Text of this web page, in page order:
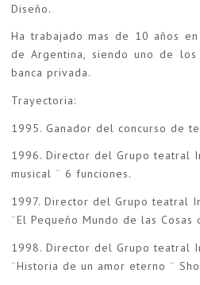
Diseño.
Ha trabajado mas de 10 años
de Argentina, siendo uno de
banca privada.
Trayectoria:
1995. Ganador del concurso de
1996. Director del Grupo teatral
musical ¨ 6 funciones.
1997. Director del Grupo teatral
¨El Pequeño Mundo de las Cosas
1998. Director del Grupo teatral
¨Historia de un amor eterno ¨